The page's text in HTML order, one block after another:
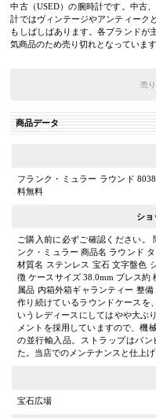
中古（USED）の腕時計です。中古
計ではヴィンテージやアンティーク
もしばしばあります。各ブランドが
気商品のため売り切れとなっていま
売
商品データ
フランク・ミュラー ラウンド
料無料
ショ
ご購入前に必ずご確認ください。
ンク・ミュラー 商品名 ラウンド
材質名 ステンレス 宝石 文字盤色
徴 ケースサイズ 38.0mm ブレス約
属品 内箱外箱ギャランティー 整
作り続けているラウンドケースを
いうレディースにしてはやや大ぶ
メントを採用していますので、機
の並行輸入品。ストラップはバ
た。当店でのメンテナンスと仕上げ
宝石広場